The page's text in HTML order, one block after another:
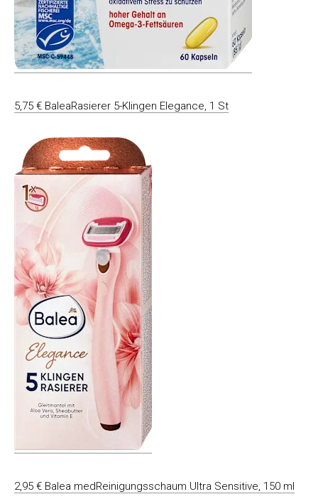
5,75 € BaleaRasierer 5-Klingen Elegance, 1 St
2,95 € Balea medReinigungsschaum Ultra Sensitive, 150 ml